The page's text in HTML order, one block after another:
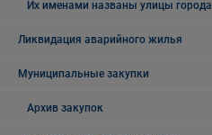
Их именами названы улицы города
Ликвидация аварийного жилья
Муниципальные закупки
Архив закупок